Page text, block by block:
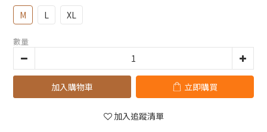
M L XL
數量
加入購物車 立即購買
加入追蹤清單